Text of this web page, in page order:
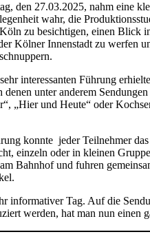
den 27.03.2025, nahm eine
wahr, die
zu besichtigen, einen Blick
Kölner Innenstadt zu werfen
interessanten Führung
denen unter anderem
„Hier und Heute“ oder
konnte jeder Teilnehmer
einzeln oder in kleinen
Bahnhof und fuhren
informativer Tag. Auf die
werden, hat man nun einen